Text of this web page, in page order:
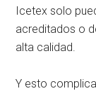
Icetex solo
acreditados o
alta calidad.
Y esto